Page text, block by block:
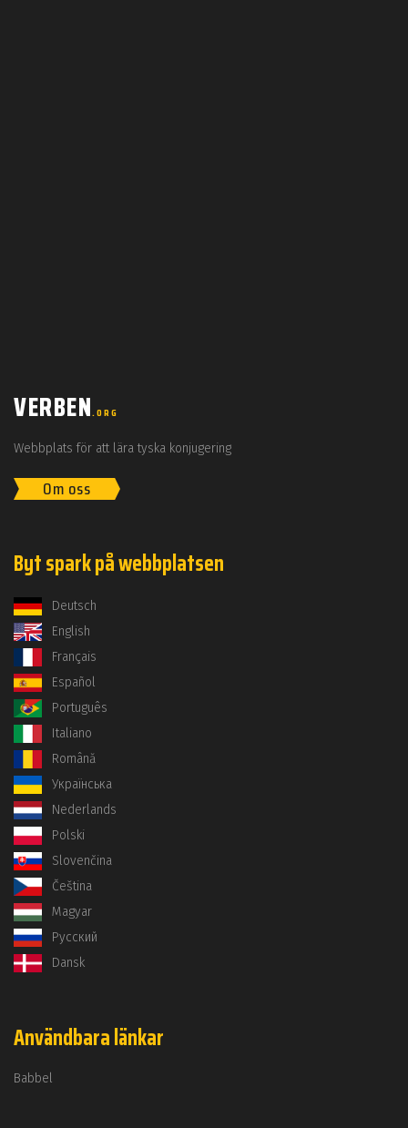
VERBEN.ORG
Webbplats för att lära tyska konjugering
Om oss
Byt spark på webbplatsen
Deutsch
English
Français
Español
Português
Italiano
Română
Українська
Nederlands
Polski
Slovenčina
Čeština
Magyar
Русский
Dansk
Användbara länkar
Babbel